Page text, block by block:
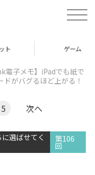
t
o
e
v
ゲーム
電子メモ】iPadでも紙で
がバグるほど上がる！
5 次へ
選ばせてく
第106
回